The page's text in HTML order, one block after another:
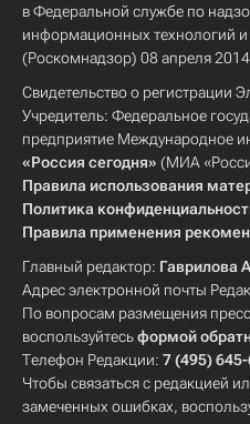
в Федеральной службе по
информационных технологий
(Роскомнадзор) 08 апреля 2014
Свидетельство о
Учредитель: Федеральное
предприятие Международное
«Россия сегодня» (МИА
Правила использования
Политика
Правила применения
Главный редактор: Гаврилова
Адрес электронной почты
По вопросам размещения
воспользуйтесьформой
Телефон Редакции: 7 (495) 645-
Чтобы связаться с редакцией
замеченных ошибках,